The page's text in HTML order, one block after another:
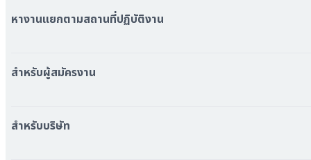
หมวดหมู่บริษัททั้งหมด
หางานแยกตามสถานที่ปฏิบัติงาน
หางาน กรุงเทพมหานคร
หางาน เชียงใหม่
สำหรับผู้สมัครงาน
เข้าสู่ระบบ
สำหรับบริษัท